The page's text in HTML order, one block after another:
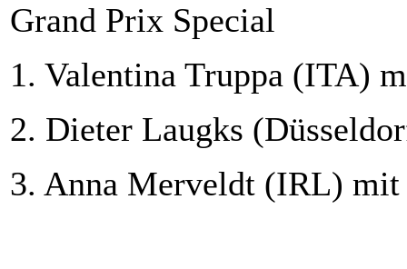
Grand Prix Special
1. Valentina Truppa (ITA)
2. Dieter Laugks
3. Anna Merveldt (IRL) mit